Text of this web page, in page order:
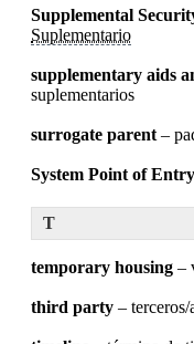
Supplemental
Suplementario
supplementary aids
suplementarios
surrogate parent –
System Point of
T
temporary housing –
third party – terceros/